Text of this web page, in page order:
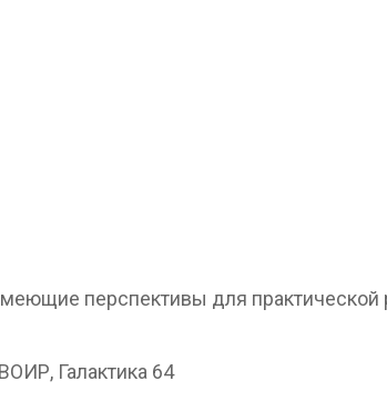
перспективы для практической
Галактика 64